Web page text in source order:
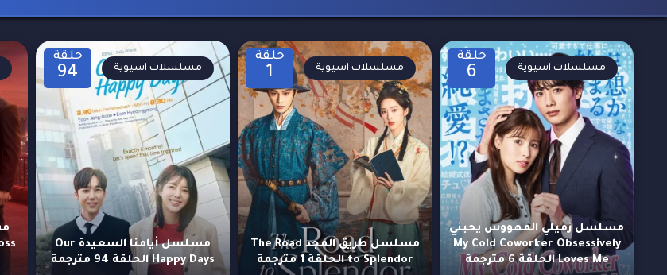
حلقة
6
مسلسل زميلي المهووس يحبني
My Cold Coworker Obsessively
Loves Me الحلقة 6 مترجمة
مسلسلات اسيوية
حلقة
1
مسلسل طريق المجد The Road
to Splendor الحلقة 1 مترجمة
مسلسلات اسيوية
حلقة
94
مسلسل أيامنا السعيدة Our
Happy Days الحلقة 94 مترجمة
مسلسلات اسيوية